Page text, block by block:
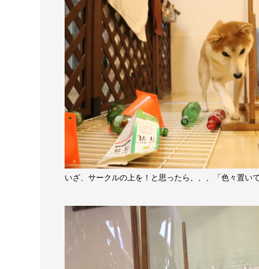
いざ、サークルの上を！と思ったら、、、「色々置い